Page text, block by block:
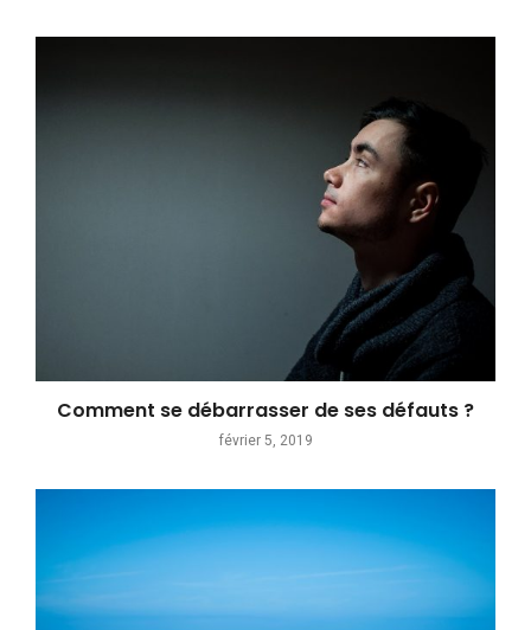
Comment se débarrasser de ses défauts ?
février 5, 2019